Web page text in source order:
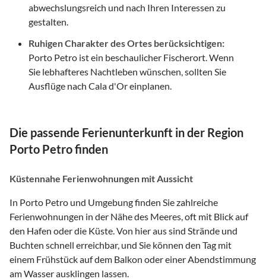
abwechslungsreich und nach Ihren Interessen zu
gestalten.
Ruhigen Charakter des Ortes berücksichtigen:
Porto Petro ist ein beschaulicher Fischerort. Wenn
Sie lebhafteres Nachtleben wünschen, sollten Sie
Ausflüge nach Cala d'Or einplanen.
Die passende Ferienunterkunft in der Region
Porto Petro finden
Küstennahe Ferienwohnungen mit Aussicht
In Porto Petro und Umgebung finden Sie zahlreiche
Ferienwohnungen in der Nähe des Meeres, oft mit Blick auf
den Hafen oder die Küste. Von hier aus sind Strände und
Buchten schnell erreichbar, und Sie können den Tag mit
einem Frühstück auf dem Balkon oder einer Abendstimmung
am Wasser ausklingen lassen.